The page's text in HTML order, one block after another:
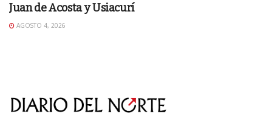
Juan de Acosta y Usiacurí
AGOSTO 4, 2026